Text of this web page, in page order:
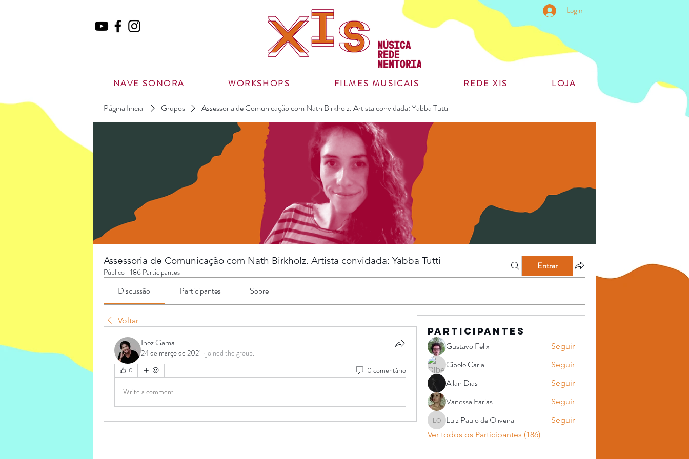
Login
NAVE SONORA WORKSHOPS FILMES MUSICAIS REDE XIS LOJA
Página Inicial Grupos Assessoria de Comunicação com Nath Birkholz. Artista convidada: Yabba Tutti
Assessoria de Comunicação com Nath Birkholz. Artista convidada: Yabba Tutti
Público · 186 Participantes
Entrar
Discussão Participantes Sobre
Voltar
Inez Gama
24 de março de 2021 · joined the group.
0 0 comentário
Write a comment...
Participantes
Gustavo Felix
Seguir
Cibele Carla Seguir
Allan Dias Seguir
Vanessa Farias Seguir
Luiz Paulo de Oliveira
Luiz Paulo de Oliveira
Seguir
Ver todos os Participantes (186)